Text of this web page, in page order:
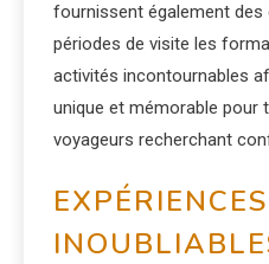
fournissent également
périodes de visite les
activités incontournables
unique et mémorable pour
voyageurs recherchant
EXPÉRIENCES